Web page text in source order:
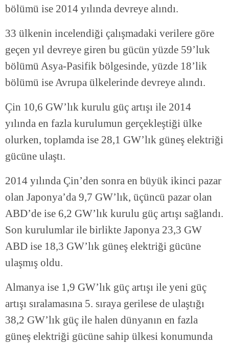
bölümü ise 2014 yılında devreye alındı.
33 ülkenin incelendiği çalışmadaki verilere göre
geçen yıl devreye giren bu gücün yüzde 59’luk
bölümü Asya-Pasifik bölgesinde, yüzde 18’lik
bölümü ise Avrupa ülkelerinde devreye alındı.
Çin 10,6 GW’lık kurulu güç artışı ile 2014
yılında en fazla kurulumun gerçekleştiği ülke
olurken, toplamda ise 28,1 GW’lık güneş elektriği
gücüne ulaştı.
2014 yılında Çin’den sonra en büyük ikinci pazar
olan Japonya’da 9,7 GW’lık, üçüncü pazar olan
ABD’de ise 6,2 GW’lık kurulu güç artışı sağlandı.
Son kurulumlar ile birlikte Japonya 23,3 GW
ABD ise 18,3 GW’lık güneş elektriği gücüne
ulaşmış oldu.
Almanya ise 1,9 GW’lık güç artışı ile yeni güç
artışı sıralamasına 5. sıraya gerilese de ulaştığı
38,2 GW’lık güç ile halen dünyanın en fazla
güneş elektriği gücüne sahip ülkesi konumunda